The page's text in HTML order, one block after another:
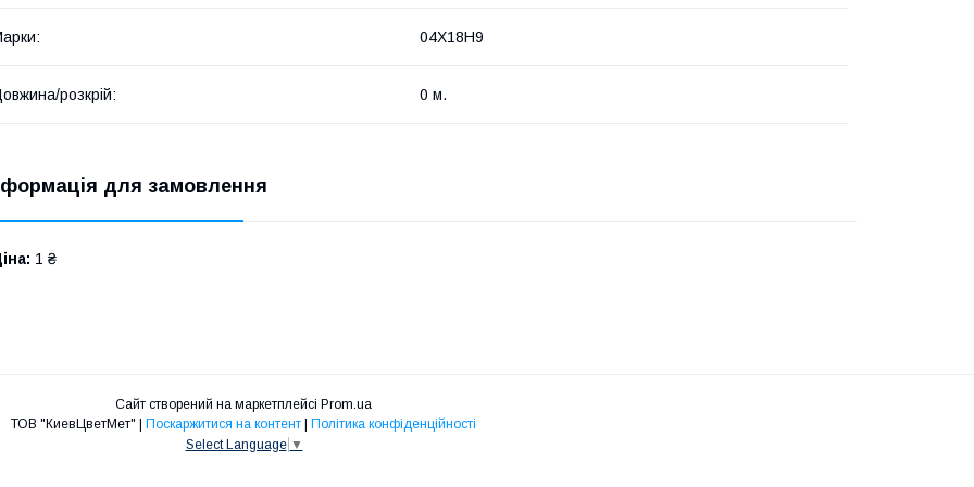
04Х18Н9
розкрій: 0 м.
для замовлення
1 ₴
Сайт створений на маркетплейсі Prom.ua
Поскаржитися на контент
Політика конфіденційності
Select Language ▼